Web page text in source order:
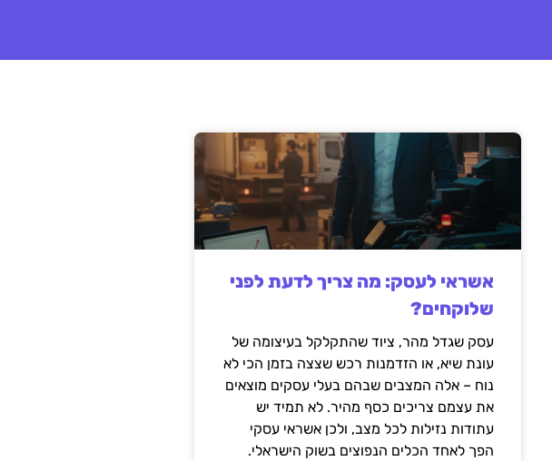
אשראי לעסק: מה צריך לדעת לפני
שלוקחים?
עסק שגדל מהר, ציוד שהתקלקל בעיצומה של
עונת שיא, או הזדמנות רכש שצצה בזמן הכי לא
נוח – אלה המצבים שבהם בעלי עסקים מוצאים
את עצמם צריכים כסף מהיר. לא תמיד יש
עתודות נזילות לכל מצב, ולכן אשראי עסקי
הפך לאחד הכלים הנפוצים בשוק הישראלי.